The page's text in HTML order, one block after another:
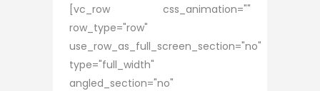
[vc_row css_animation=""
row_type="row"
use_row_as_full_screen_section="no"
type="full_width"
angled_section="no"